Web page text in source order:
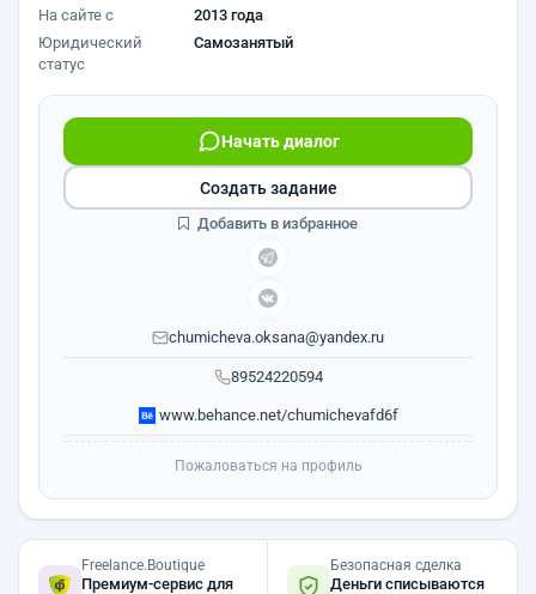
На сайте с
2013 года
Юридический
статус
Самозанятый
89524220594
Начать диалог
chumicheva.oksana@yandex.ru
www.behance.net/chumichevafd6f
Создать задание
Добавить в избранное
Пожаловаться на профиль
Freelance.Boutique
Премиум-сервис для
Безопасная сделка
Деньги списываются